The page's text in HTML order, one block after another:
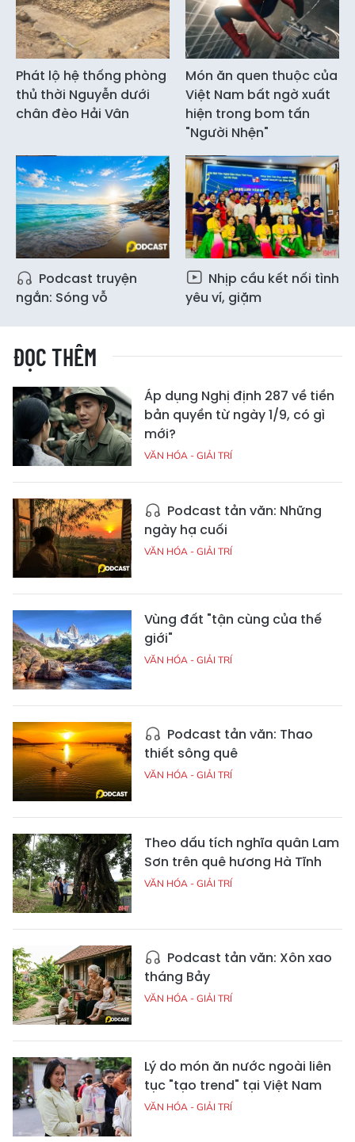
Phát lộ hệ thống phòng
thủ thời Nguyễn dưới
chân đèo Hải Vân
Món ăn quen thuộc của
Việt Nam bất ngờ xuất
hiện trong bom tấn
"Người Nhện"
Podcast truyện
ngắn: Sóng vỗ
Nhịp cầu kết nối tình
yêu ví, giặm
ĐỌC THÊM
Áp dụng Nghị định 287 về tiền
bản quyền từ ngày 1/9, có gì
mới?
VĂN HÓA - GIẢI TRÍ
Podcast tản văn: Những
ngày hạ cuối
VĂN HÓA - GIẢI TRÍ
Vùng đất "tận cùng của thế
giới"
VĂN HÓA - GIẢI TRÍ
Podcast tản văn: Thao
thiết sông quê
VĂN HÓA - GIẢI TRÍ
Theo dấu tích nghĩa quân Lam
Sơn trên quê hương Hà Tĩnh
VĂN HÓA - GIẢI TRÍ
Podcast tản văn: Xôn xao
tháng Bảy
VĂN HÓA - GIẢI TRÍ
Lý do món ăn nước ngoài liên
tục "tạo trend" tại Việt Nam
VĂN HÓA - GIẢI TRÍ